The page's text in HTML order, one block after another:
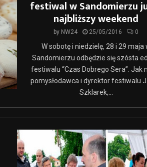
festiwal w Sandomierzu
najbliższy weekend
by NW24 25/05/2016 0
W sobotę i niedzielę, 28 i 29 maja
Sandomierzu odbędzie się szósta
festiwalu “Czas Dobrego Sera”. Jak
pomysłodawca i dyrektor festiwalu
Szklarek,...